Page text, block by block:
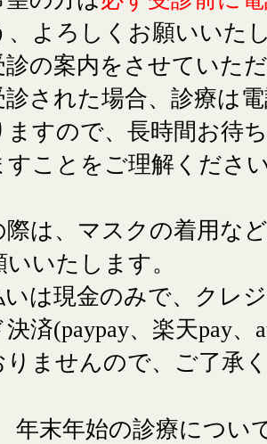
、よろしくお願いいた
診の案内をさせていた
された場合、診療は
ますので、長時間お待
すことをご理解くださ
際は、マスクの着用な
いたします。
いは現金のみで、クレ
済(paypay、楽天pay、
りませんので、ご了承
末年始の診療につい